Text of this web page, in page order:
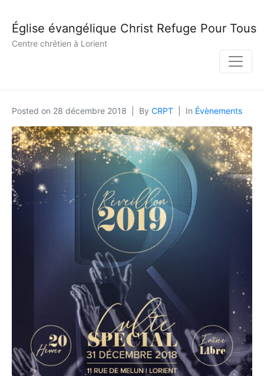
Église évangélique Christ Refuge Pour Tous
Centre chrétien à Lorient
Posted on 28 décembre 2018 By CRPT In Évènements